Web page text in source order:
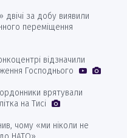
двічі за добу виявили
переміщення
відзначили
Господнього
врятували
на Тисі
чому «ми ніколи не